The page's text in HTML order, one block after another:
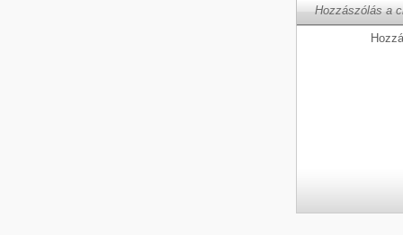
Hozzászólás a